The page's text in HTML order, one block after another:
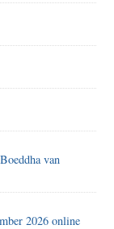
van
2026 online